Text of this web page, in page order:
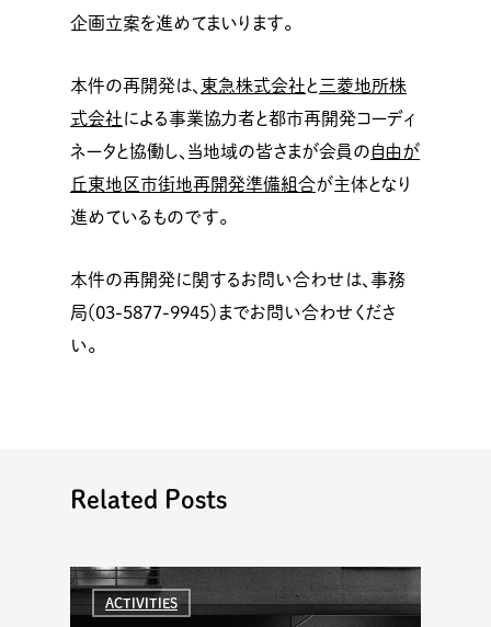
企画立案を進めてまいります。
本件の再開発は、 東急株式会社と 三菱地所株
式会社による事業協力者と都市再開発コーディ
ネータと協働し、当地域の皆さまが会員の自由が
丘東地区市街地再開発準備組合が主体となり
進めているものです。
本件の再開発に関するお問い合わせは、事務
局（03-5877-9945）までお問い合わせくださ
い。
Related Posts
ACTIVITIES